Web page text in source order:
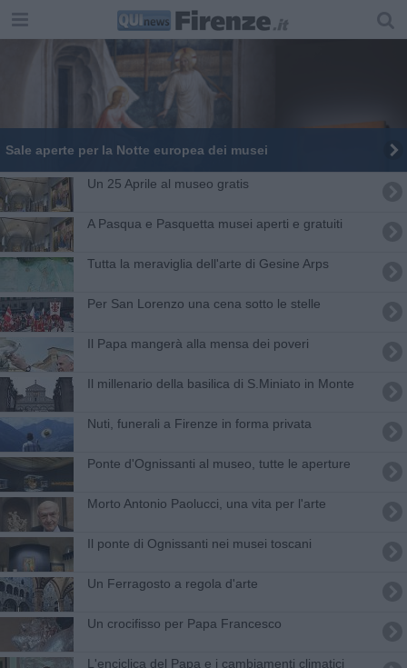
Sale aperte per la Notte europea dei musei
Un 25 Aprile al museo gratis
A Pasqua e Pasquetta musei aperti e gratuiti
Tutta la meraviglia dell'arte di Gesine Arps
Per San Lorenzo una cena sotto le stelle
Il Papa mangerà alla mensa dei poveri
Il millenario della basilica di S.Miniato in Monte
Nuti, funerali a Firenze in forma privata
Ponte d'Ognissanti al museo, tutte le aperture
Morto Antonio Paolucci, una vita per l'arte
Il ponte di Ognissanti nei musei toscani
Un Ferragosto a regola d'arte
Un crocifisso per Papa Francesco
L'enciclica del Papa e i cambiamenti climatici